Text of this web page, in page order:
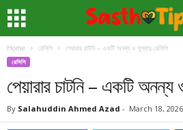
Home রেসিপি পেয়ারার চাটনি – একটি অনন্য ও সুস্বাদু রেসিপি
রেসিপি
পেয়ারার চাটনি – একটি অনন্য
By Salahuddin Ahmed Azad - March 18, 2026